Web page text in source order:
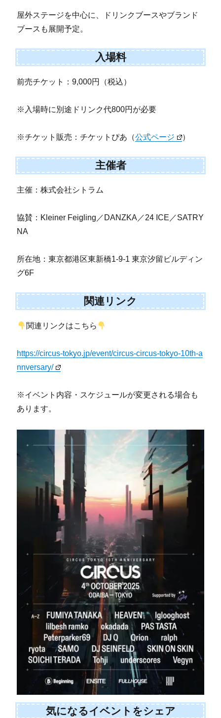
屋外ステージを中心に、ドリンクブースやブランド
ブースも展開予定。
入場料
前売チケット：9,000円（税込）
※入場時に別途ドリンク代800円が必要
※チケット販売：チケットぴあ（公式ページ ）
主催者
主催：株式会社シトラム
協賛：Kleiner Feigling／DANZKA／24 ICE／SATRY
NA
所在地：東京都港区東新橋1-9-1 東京汐留ビルディン
グ6F
関連リンク
関連リンクはこちら
https://circus-tokyo.jp/event/circus-circus-tokyo-10th-a
nnversary/
※イベント内容・スケジュールが変更される場合も
あります。
気になるイベントをシェア